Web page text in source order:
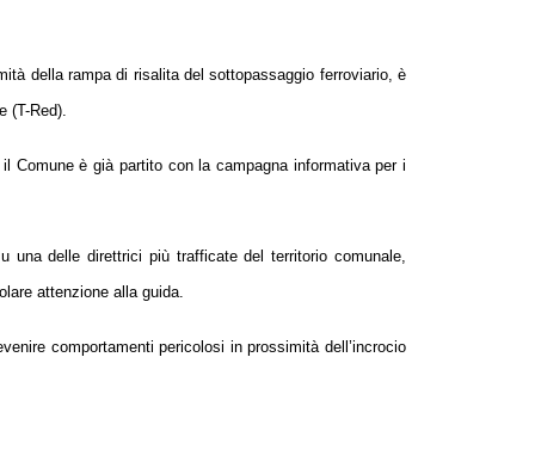
della rampa di risalita del sottopassaggio ferroviario, è
(T-Red).
Comune è già partito con la campagna informativa per i
una delle direttrici più trafficate del territorio comunale,
attenzione alla guida.
comportamenti pericolosi in prossimità dell’incrocio